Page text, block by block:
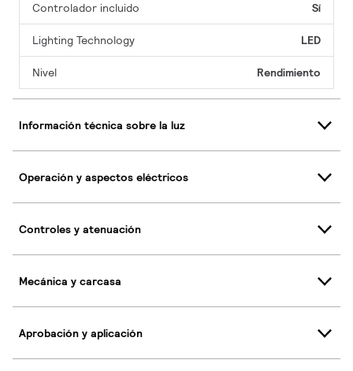
Controlador incluido Sí
Lighting Technology LED
Nivel Rendimiento
Información técnica sobre la luz
Operación y aspectos eléctricos
Controles y atenuación
Mecánica y carcasa
Aprobación y aplicación